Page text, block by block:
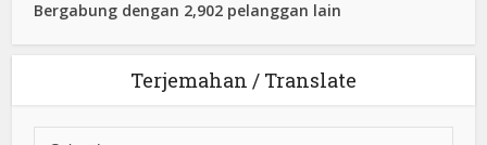
Bergabung dengan 2,902 pelanggan lain
Terjemahan / Translate